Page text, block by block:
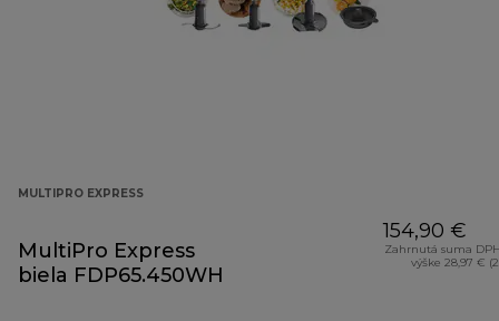
MULTIPRO EXPRESS
MultiPro Express
biela FDP65.450WH
154,90 €
Zahrnutá suma
výške 28,97 €